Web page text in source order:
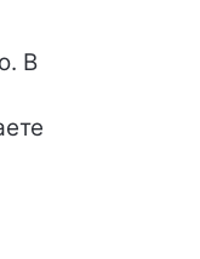
В